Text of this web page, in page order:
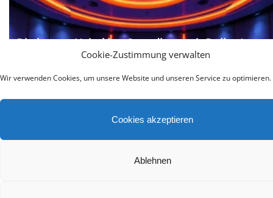
Cookie-Zustimmung verwalten
Wir verwenden Cookies, um unsere Website und unseren Service zu optimieren.
Cookies akzeptieren
Ablehnen
Die besten Heimkino Soundbars mit Dolby Atmos